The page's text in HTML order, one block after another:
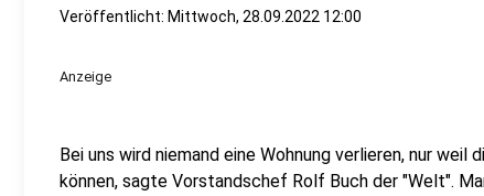
Veröffentlicht: Mittwoch, 28.09.2022 12:00
Anzeige
Bei uns wird niemand eine Wohnung verlieren, nur
können, sagte Vorstandschef Rolf Buch der "Welt".